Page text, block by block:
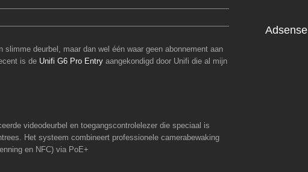
slimme deurbel, maar dan wel één waar geen abonnement aan
is de Unifi G6 Pro Entry aangekondigd door Unifi die al mijn
videodeurbel en toegangscontrolelezer die speciaal is
Het systeem combineert professionele camerabewaking
en NFC) via PoE+
Adsense